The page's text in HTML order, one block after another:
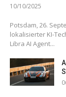
10/10/2025
Potsdam, 26.
lokalisierter KI-
Libra AI Agent...